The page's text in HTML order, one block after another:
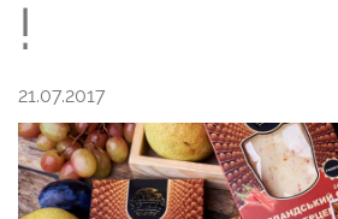
!
21.07.2017